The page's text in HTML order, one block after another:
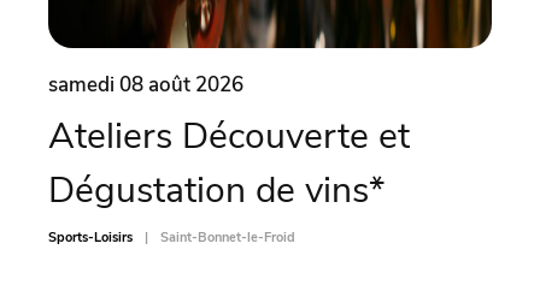
samedi 08 août 2026
Ateliers Découverte et
Dégustation de vins*
Sports-Loisirs Saint-Bonnet-le-Froid